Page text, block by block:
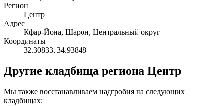
Регион
Центр
Адрес
Кфар-Йона, Шарон, Центральный округ
Координаты
32.30833, 34.93848
Другие кладбища региона Центр
Мы также восстанавливаем надгробия на следующих
кладбищах: